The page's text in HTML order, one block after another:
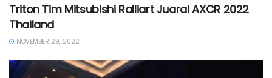
Triton Tim Mitsubishi Ralliart Juarai AXCR 2022
Thailand
NOVEMBER 29, 2022